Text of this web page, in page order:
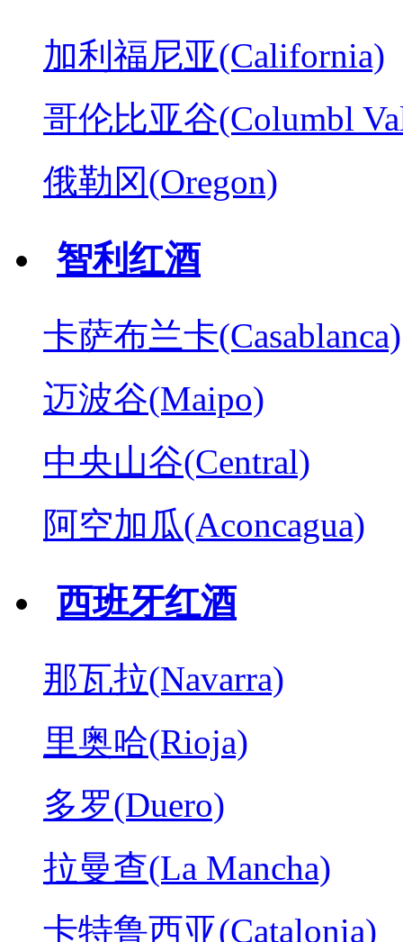
加利福尼亚(California)
哥伦比亚谷(Columbl
俄勒冈(Oregon)
智利红酒
卡萨布兰卡(Casablanca)
迈波谷(Maipo)
中央山谷(Central)
阿空加瓜(Aconcagua)
西班牙红酒
那瓦拉(Navarra)
里奥哈(Rioja)
多罗(Duero)
拉曼查(La Mancha)
卡特鲁西亚(Catalonia)